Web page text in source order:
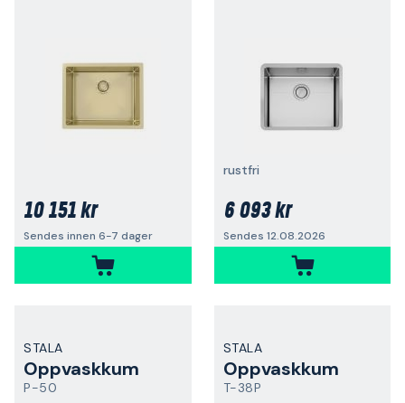
10 151 kr
Sendes innen 6-7 dager
rustfri
6 093 kr
Sendes 12.08.2026
STALA
Oppvaskkum
P-50
STALA
Oppvaskkum
T-38P